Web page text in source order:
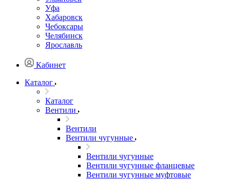
Уфа
Хабаровск
Чебоксары
Челябинск
Ярославль
Кабинет
Каталог
Каталог
Вентили
Вентили
Вентили чугунные
Вентили чугунные
Вентили чугунные фланцевые
Вентили чугунные муфтовые